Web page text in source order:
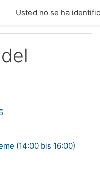
Usted no se ha
(14:00 bis 16:00)